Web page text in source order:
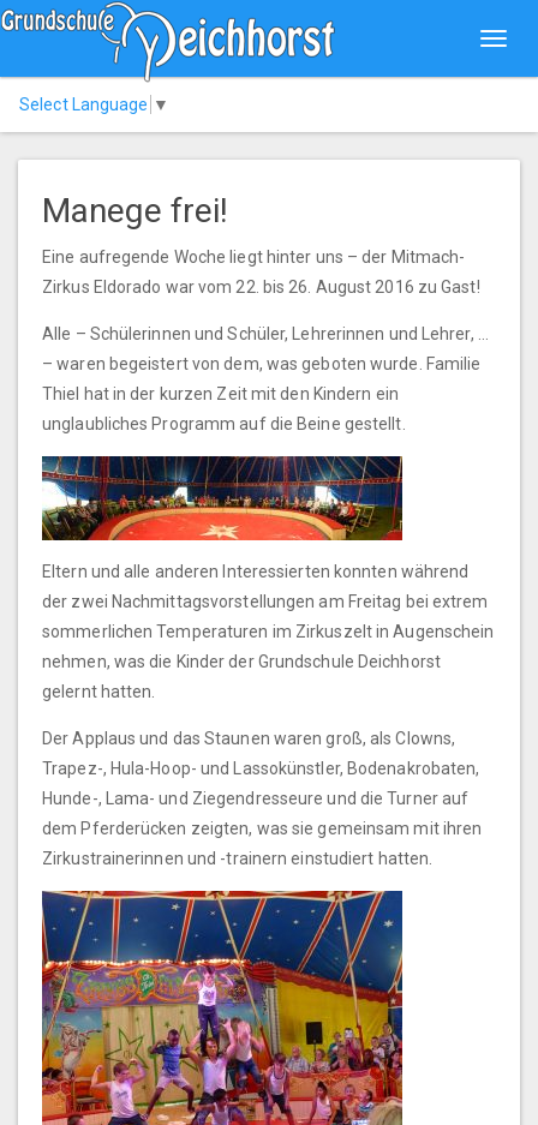
Select Language ▼
Manege frei!
Eine aufregende Woche liegt hinter uns – der Mitmach-
Zirkus Eldorado war vom 22. bis 26. August 2016 zu Gast!
Alle – Schülerinnen und Schüler, Lehrerinnen und Lehrer, …
– waren begeistert von dem, was geboten wurde. Familie
Thiel hat in der kurzen Zeit mit den Kindern ein
unglaubliches Programm auf die Beine gestellt.
Eltern und alle anderen Interessierten konnten während
der zwei Nachmittagsvorstellungen am Freitag bei extrem
sommerlichen Temperaturen im Zirkuszelt in Augenschein
nehmen, was die Kinder der Grundschule Deichhorst
gelernt hatten.
Der Applaus und das Staunen waren groß, als Clowns,
Trapez-, Hula-Hoop- und Lassokünstler, Bodenakrobaten,
Hunde-, Lama- und Ziegendresseure und die Turner auf
dem Pferderücken zeigten, was sie gemeinsam mit ihren
Zirkustrainerinnen und -trainern einstudiert hatten.